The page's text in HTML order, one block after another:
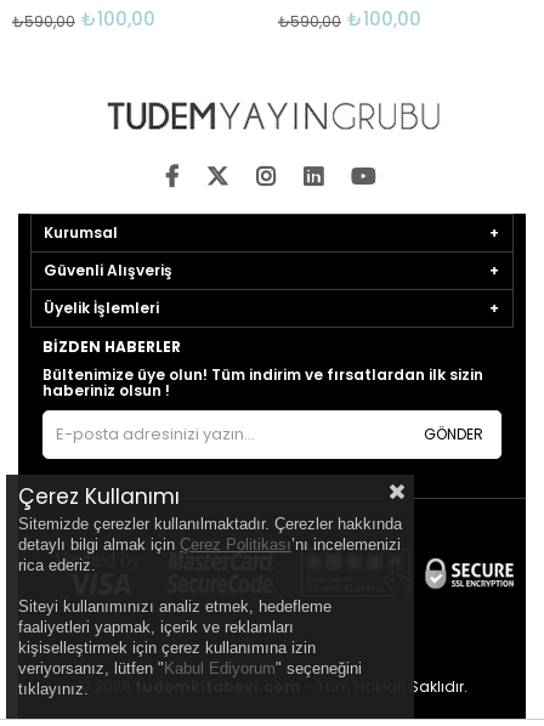
₺100,00
₺590,00 ₺100,00
₺590,00
Kurumsal
Güvenli Alışveriş
Üyelik İşlemleri
BIZDEN HABERLER
Bültenimize üye olun! Tüm indirim ve fırsatlardan ilk sizin
haberiniz olsun !
GÖNDER
© 2026 - Tüm Hakları Saklıdır.
Çerez Kullanımı
Sitemizde çerezler kullanılmaktadır. Çerezler hakkında
detaylı bilgi almak için Çerez Politikası’nı incelemenizi
rica ederiz.
Siteyi kullanımınızı analiz etmek, hedefleme
faaliyetleri yapmak, içerik ve reklamları
kişiselleştirmek için çerez kullanımına izin
veriyorsanız, lütfen " Kabul Ediyorum" seçeneğini
tıklayınız.